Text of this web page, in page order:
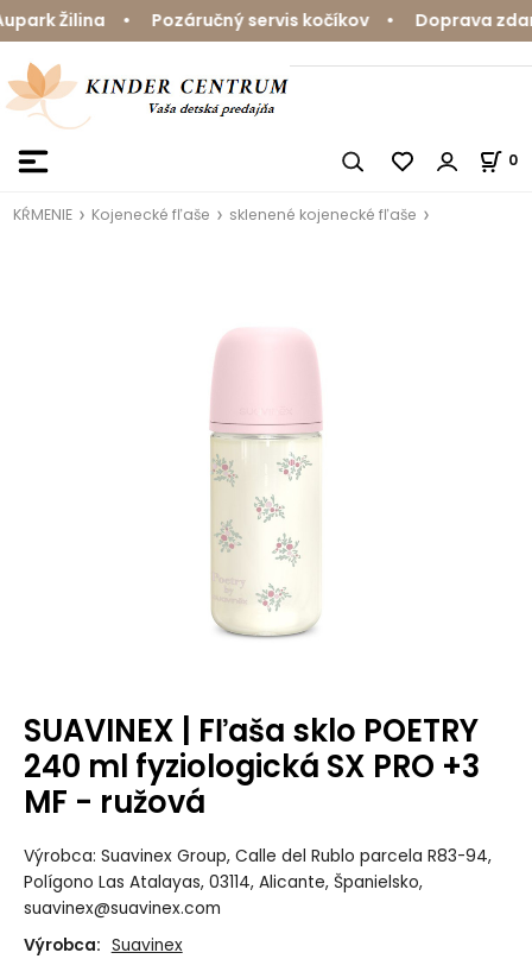
Žilina • Pozáručný servis kočíkov • Doprava
0
KŔMENIE Kojenecké fľaše sklenené kojenecké fľaše
SUAVINEX | Fľaša sklo POETRY
240 ml fyziologická SX PRO +3
MF - ružová
Výrobca: Suavinex Group, Calle del Rublo parcela R83-94,
Polígono Las Atalayas, 03114, Alicante, Španielsko,
suavinex@suavinex.com
Výrobca: Suavinex